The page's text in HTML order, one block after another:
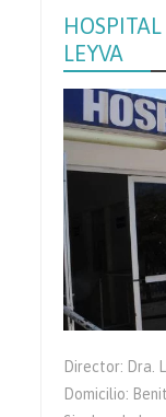
LEYVA
Director: Dra.
Domicilio: